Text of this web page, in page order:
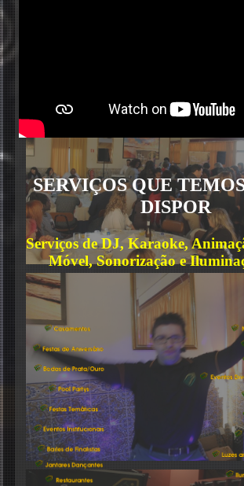
SERVIÇOS QUE
DISPOR
Serviços de DJ, Karaoke,
Móvel, Sonorização e